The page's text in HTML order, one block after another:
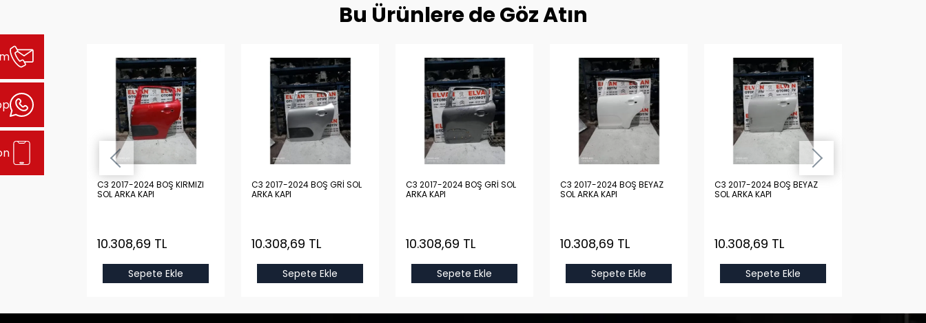
Bu Ürünlere de Göz Atın
C3 2017-2024 BOŞ KIRMIZI
SOL ARKA KAPI
10.308,69 TL
Sepete Ekle
C3 2017-2024 BOŞ GRİ SOL
ARKA KAPI
10.308,69 TL
Sepete Ekle
C3 2017-2024 BOŞ GRİ SOL
ARKA KAPI
10.308,69 TL
Sepete Ekle
C3 2017-2024 BOŞ BEYAZ
SOL ARKA KAPI
10.308,69 TL
Sepete Ekle
C3 2017-2024 BOŞ BEYAZ
SOL ARKA KAPI
10.308,69 TL
Sepete Ekle